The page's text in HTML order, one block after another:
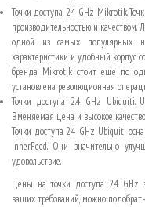
Точки доступа 2.4 GHz Mikrotik.
производительностью и
одной из самых популярных
характеристики и удобный корпус
бренда Mikrotik стоит еще по
установлена революционная
Точки доступа 2.4 GHz Ubiquiti.
Вменяемая цена и высокое
Точки доступа 2.4 GHz Ubiquiti
InnerFeed. Они значительно
удовольствие.
Цены на точки доступа 2.4 GHz
ваших требований, можно